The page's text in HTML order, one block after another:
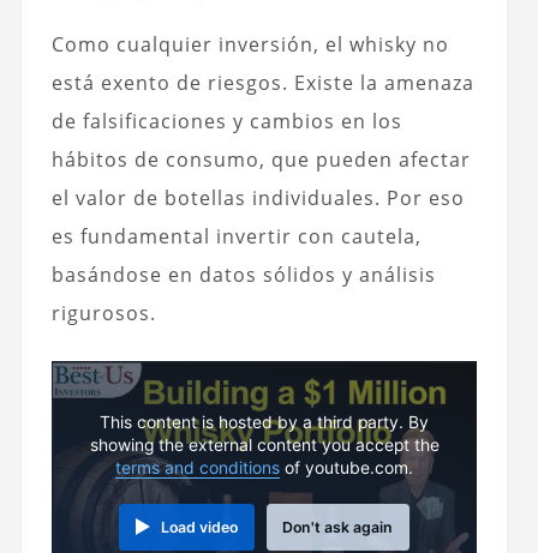
Como cualquier inversión, el whisky no
está exento de riesgos. Existe la amenaza
de falsificaciones y cambios en los
hábitos de consumo, que pueden afectar
el valor de botellas individuales. Por eso
es fundamental invertir con cautela,
basándose en datos sólidos y análisis
rigurosos.
This content is hosted by a third party. By
showing the external content you accept the
terms and conditions of youtube.com.
Load video Don't ask again